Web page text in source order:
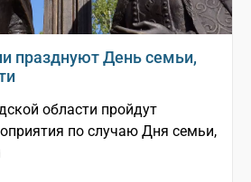
празднуют День семьи,
области пройдут
по случаю Дня семьи,